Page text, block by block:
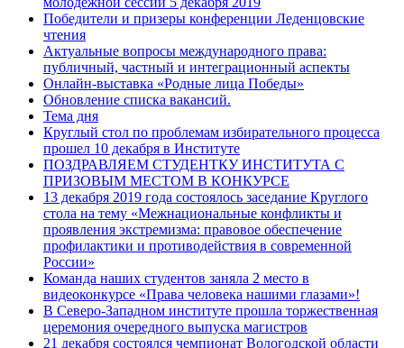
Победители и призеры конференции Леденцовские
чтения
Актуальные вопросы международного права:
публичный, частный и интеграционный аспекты
Онлайн-выставка «Родные лица Победы»
Обновление списка вакансий.
Тема дня
Круглый стол по проблемам избирательного процесса
прошел 10 декабря в Институте
ПОЗДРАВЛЯЕМ СТУДЕНТКУ ИНСТИТУТА С
ПРИЗОВЫМ МЕСТОМ В КОНКУРСЕ
13 декабря 2019 года состоялось заседание Круглого
стола на тему «Межнациональные конфликты и
проявления экстремизма: правовое обеспечение
профилактики и противодействия в современной
России»
Команда наших студентов заняла 2 место в
видеоконкурсе «Права человека нашими глазами»!
В Северо-Западном институте прошла торжественная
церемония очередного выпуска магистров
21 декабря состоялся чемпионат Вологодской области